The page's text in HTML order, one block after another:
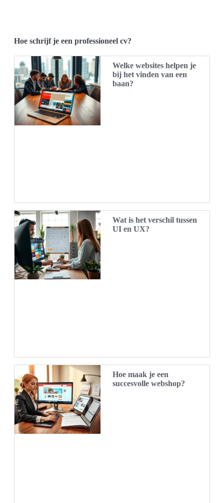
Hoe schrijf je een professioneel cv?
Welke websites helpen je
bij het vinden van een
baan?
Wat is het verschil tussen
UI en UX?
Hoe maak je een
succesvolle webshop?